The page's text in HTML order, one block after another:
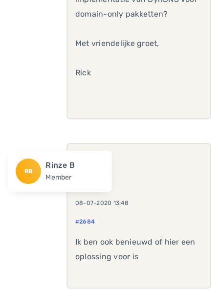
domain-only pakketten?
Met vriendelijke groet,
Rick
RB
Rinze B
Member
08-07-2020 13:48
#2684
Ik ben ook benieuwd of hier een
oplossing voor is